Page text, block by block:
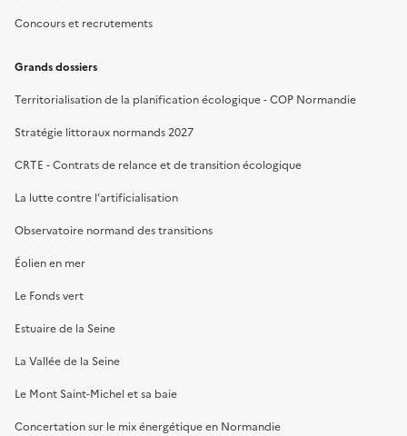
Concours et recrutements
Grands dossiers
Territorialisation de la planification écologique - COP Normandie
Stratégie littoraux normands 2027
CRTE - Contrats de relance et de transition écologique
La lutte contre l’artificialisation
Observatoire normand des transitions
Éolien en mer
Le Fonds vert
Estuaire de la Seine
La Vallée de la Seine
Le Mont Saint-Michel et sa baie
Concertation sur le mix énergétique en Normandie